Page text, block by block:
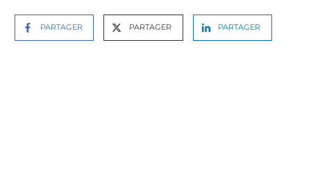
PARTAGER PARTAGER PARTAGER